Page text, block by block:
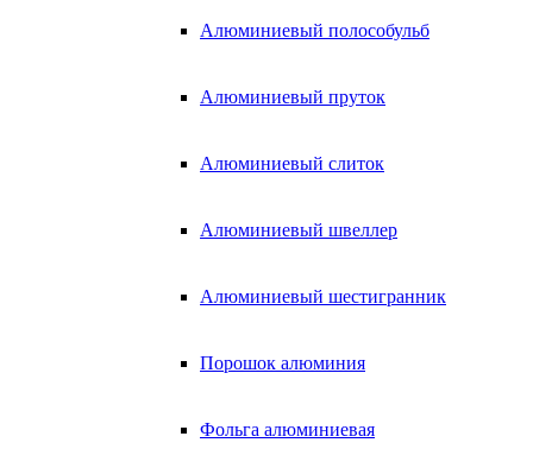
Алюминиевый полособульб
Алюминиевый пруток
Алюминиевый слиток
Алюминиевый швеллер
Алюминиевый шестигранник
Порошок алюминия
Фольга алюминиевая